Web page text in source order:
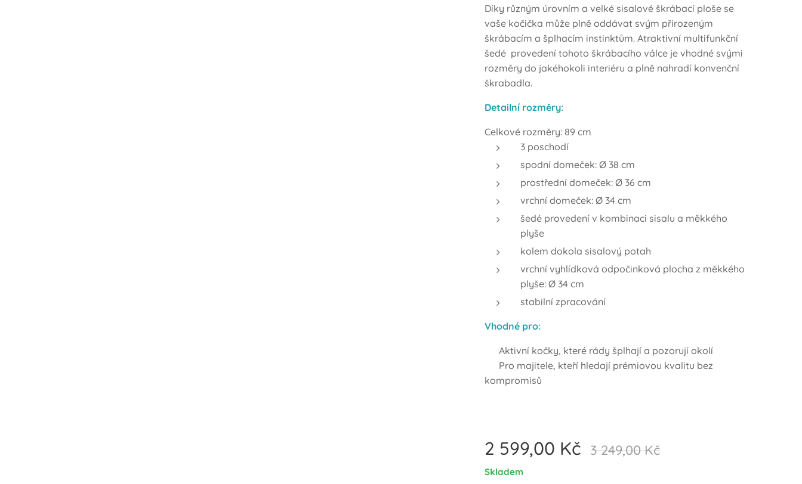
Díky různým úrovním a velké sisalové škrábací ploše se
vaše kočička může plně oddávat svým přirozeným
škrábacím a šplhacím instinktům. Atraktivní multifunkční
šedé provedení tohoto škrábacího válce je vhodné svými
rozměry do jakéhokoli interiéru a plně nahradí konvenční
škrabadla.
Detailní rozměry:
Celkové rozměry: 89 cm
3 poschodí
spodní domeček: Ø 38 cm
prostřední domeček: Ø 36 cm
vrchní domeček: Ø 34 cm
šedé provedení v kombinaci sisalu a měkkého
plyše
kolem dokola sisalový potah
vrchní vyhlídková odpočinková plocha z měkkého
plyše: Ø 34 cm
stabilní zpracování
Vhodné pro:
✅ Aktivní kočky, které rády šplhají a pozorují okolí
✅ Pro majitele, kteří hledají prémiovou kvalitu bez
kompromisů
2 599,00 Kč 3 249,00Kč
Skladem